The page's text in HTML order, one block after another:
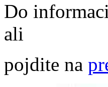
Do
ali
pojdite na